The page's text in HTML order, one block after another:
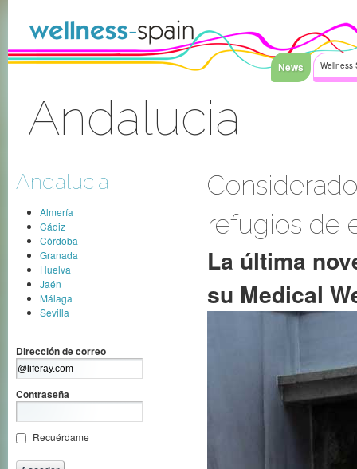
News Wellness
Andalucia
Andalucia
Almería
Cádiz
Córdoba
Granada
Huelva
Jaén
Málaga
Sevilla
Dirección de correo
Contraseña
Recuérdame
refugios de
La última
su Medical